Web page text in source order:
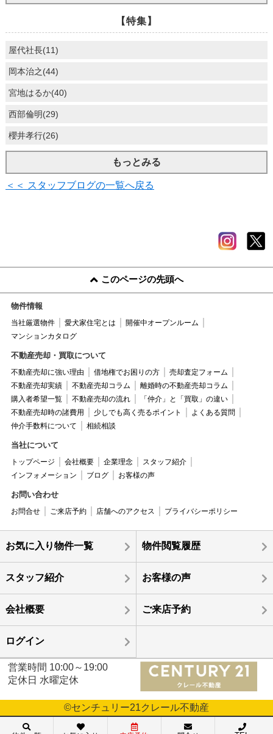
【特集】
屋代社長(11)
岡本治之(44)
宮地はるか(40)
西部倫明(29)
櫻井孝行(26)
もっとみる
＜＜ スタッフブログの一覧へ戻る
このページの先頭へ
物件情報
当社厳選物件 愛犬家住宅とは
開催中オープンルーム
マンションカタログ
不動産売却・買取について
不動産売却に強い理由 借地権でお困りの方
売却査定フォーム
不動産売却実績
不動産売却コラム
離婚時の不動産売却コラム
購入者希望一覧
不動産売却の流れ
「仲介」と「買取」の違い
不動産売却時の諸費用
少しでも高く売るポイント
よくある質問
仲介手数料について
相続相談
当社について
トップページ 会社概要 企業理念
スタッフ紹介
インフォメーション
ブログ お客様の声
お問い合わせ
お問合せ ご来店予約 店舗へのアクセス プライバシーポリシー
お気に入り物件一覧 物件閲覧履歴
スタッフ紹介 お客様の声
会社概要 ご来店予約
ログイン
営業時間 10:00～19:00
定休日 水曜定休
©センチュリー21クレール不動産